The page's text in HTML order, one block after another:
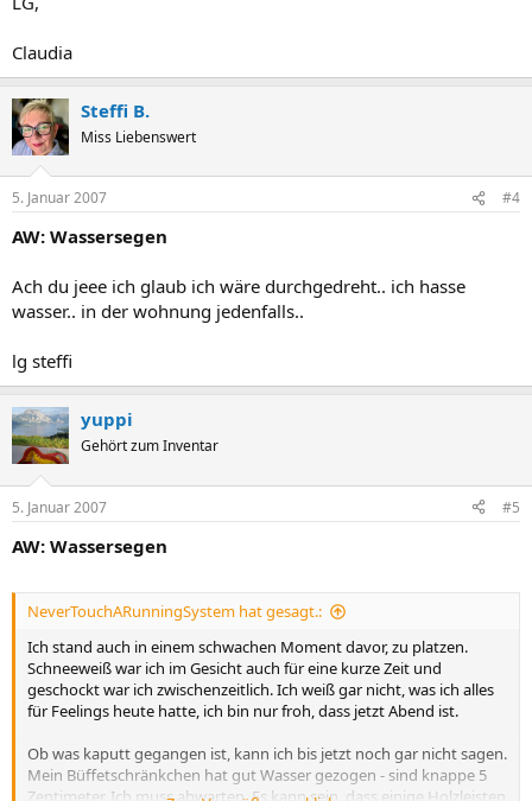
Claudia
Steffi B.
Miss Liebenswert
5. Januar 2007 #4
AW: Wassersegen
Ach du jeee ich glaub ich wäre durchgedreht.. ich hasse
wasser.. in der wohnung jedenfalls..
lg steffi
yuppi
Gehört zum Inventar
5. Januar 2007 #5
AW: Wassersegen
NeverTouchARunningSystem hat gesagt.:
Ich stand auch in einem schwachen Moment davor, zu platzen.
Schneeweiß war ich im Gesicht auch für eine kurze Zeit und
geschockt war ich zwischenzeitlich. Ich weiß gar nicht, was ich alles
für Feelings heute hatte, ich bin nur froh, dass jetzt Abend ist.
Ob was kaputt gegangen ist, kann ich bis jetzt noch gar nicht sagen.
Mein Büffetschränkchen hat gut Wasser gezogen - sind knappe 5
Zentimeter. Ich muss abwarten. Es kann sein, dass einige Holzleisten